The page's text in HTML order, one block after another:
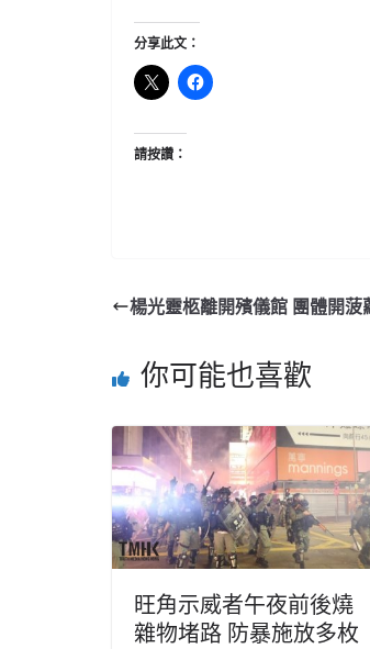
分享此文：
請按讚：
楊光靈柩離開殯儀館 團體開菠
你可能也喜歡
旺角示威者午夜前後燒
雜物堵路 防暴施放多枚